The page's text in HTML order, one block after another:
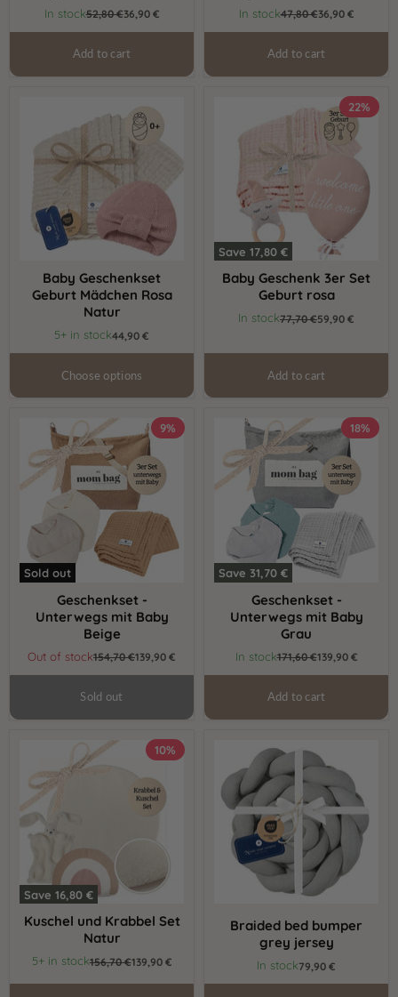
In stockOriginal
52,80 €Current
price
36,90 €
Add to cart
In stockOriginal
47,80 €Current
price
36,90 €
Add to cart
Mädchen
Baby Geschenkset
Geburt Mädchen Rosa
Natur
5+ in stock44,90 €
Choose options
22%
Save17,80 €
Baby Geschenk 3er Set
Geburt rosa
In stockOriginal
77,70 €Current
price
59,90 €
Add to cart
9%
Sold out
Geschenkset
Unterwegs
mit
Baby
Geschenkset -
Unterwegs mit Baby
Beige
Out of stockOriginal
154,70 €Current
price
139,90 €
Sold out
18%
Save31,70 €
Geschenkset
Unterwegs
mit
Baby
Geschenkset -
Unterwegs mit Baby
Grau
In stockOriginal
171,60 €Current
price
139,90 €
Add to cart
10%
Save16,80 €
Krabbel
Set
Natur
Kuschel und Krabbel Set
Natur
5+ in stockOriginal
156,70 €Current
price
139,90 €
bumper
grey
jersey
Braided bed bumper
grey jersey
In stock79,90 €